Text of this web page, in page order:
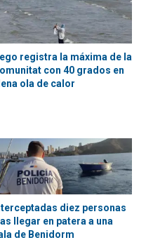
registra la máxima de la
con 40 grados en
ola de calor
diez personas
llegar en patera a una
de Benidorm